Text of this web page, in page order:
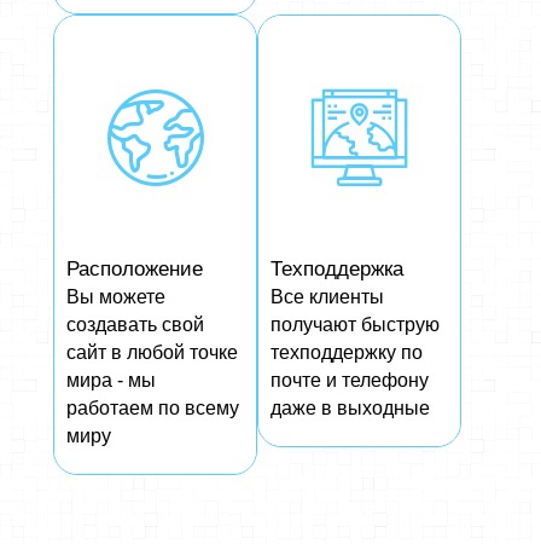
Расположение
Вы можете
создавать свой
сайт в любой точке
мира - мы
работаем по всему
миру
Техподдержка
Все клиенты
получают быструю
техподдержку по
почте и телефону
даже в выходные